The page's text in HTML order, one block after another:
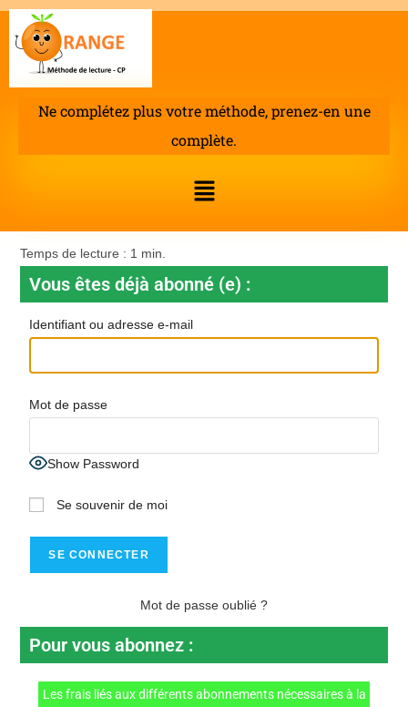
Ne complétez plus votre méthode, prenez-en une
complète.
Vous êtes déjà abonné (e) :
Identifiant ou adresse e-mail
Mot de passe
Show Password
Se souvenir de moi
Mot de passe oublié ?
Pour vous abonnez :
Les frais liés aux différents abonnements nécessaires à la